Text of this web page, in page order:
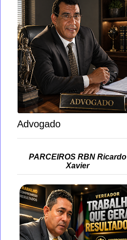
Advogado
PARCEIROS RBN Ricardo
Xavier